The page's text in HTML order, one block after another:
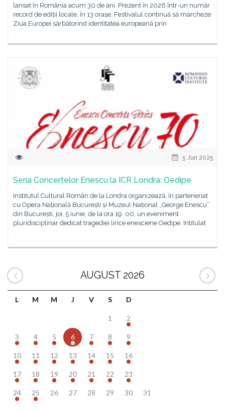
lansat în România acum 30 de ani. Prezent în 2026 într-un număr
record de ediții locale, în 13 orașe, Festivalul continuă să marcheze
Ziua Europei sărbătorind identitatea europeană prin
5 Jun 2025
Seria Concertelor Enescu la ICR Londra: Oedipe
Institutul Cultural Român de la Londra organizează, în parteneriat
cu Opera Națională București și Muzeul Național „George Enescu”
din București, joi, 5 iunie, de la ora 19. 00, un eveniment
pluridisciplinar dedicat tragediei lirice enesciene Oedipe. Intitulat
AUGUST 2026
L M M J V S D
1 2
3 4 5 6 7 8 9
10 11 12 13 14 15 16
17 18 19 20 21 22 23
24 25 26 27 28 29 30 31